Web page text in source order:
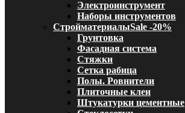
Электроинструмент
Наборы инструментов
СтройматериалыSale -20%
Грунтовка
Фасадная система
Стяжки
Сетка рабица
Полы. Ровнители
Плиточные клеи
Штукатурки цементные